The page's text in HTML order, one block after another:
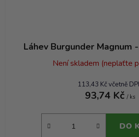
Láhev Burgunder Magnum
Není skladem (neplaťte
113,43 Kč včetně
93,74 Kč / ks
DO